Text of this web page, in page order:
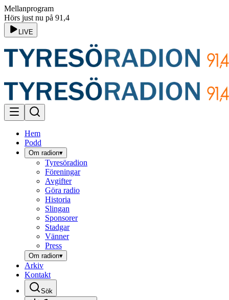
Mellanprogram
Hörs just nu på 91,4
LIVE
Hem
Podd
Om radion▾
Tyresöradion
Föreningar
Avgifter
Göra radio
Historia
Slingan
Sponsorer
Stadgar
Vänner
Press
Om radion▾
Arkiv
Kontakt
Sök